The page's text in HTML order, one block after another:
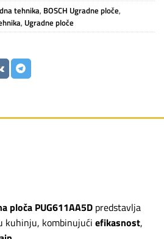
tehnika, BOSCH Ugradne ploče,
, Ugradne ploče
ploča PUG611AA5D predstavlja
kuhinju, kombinujući efikasnost,